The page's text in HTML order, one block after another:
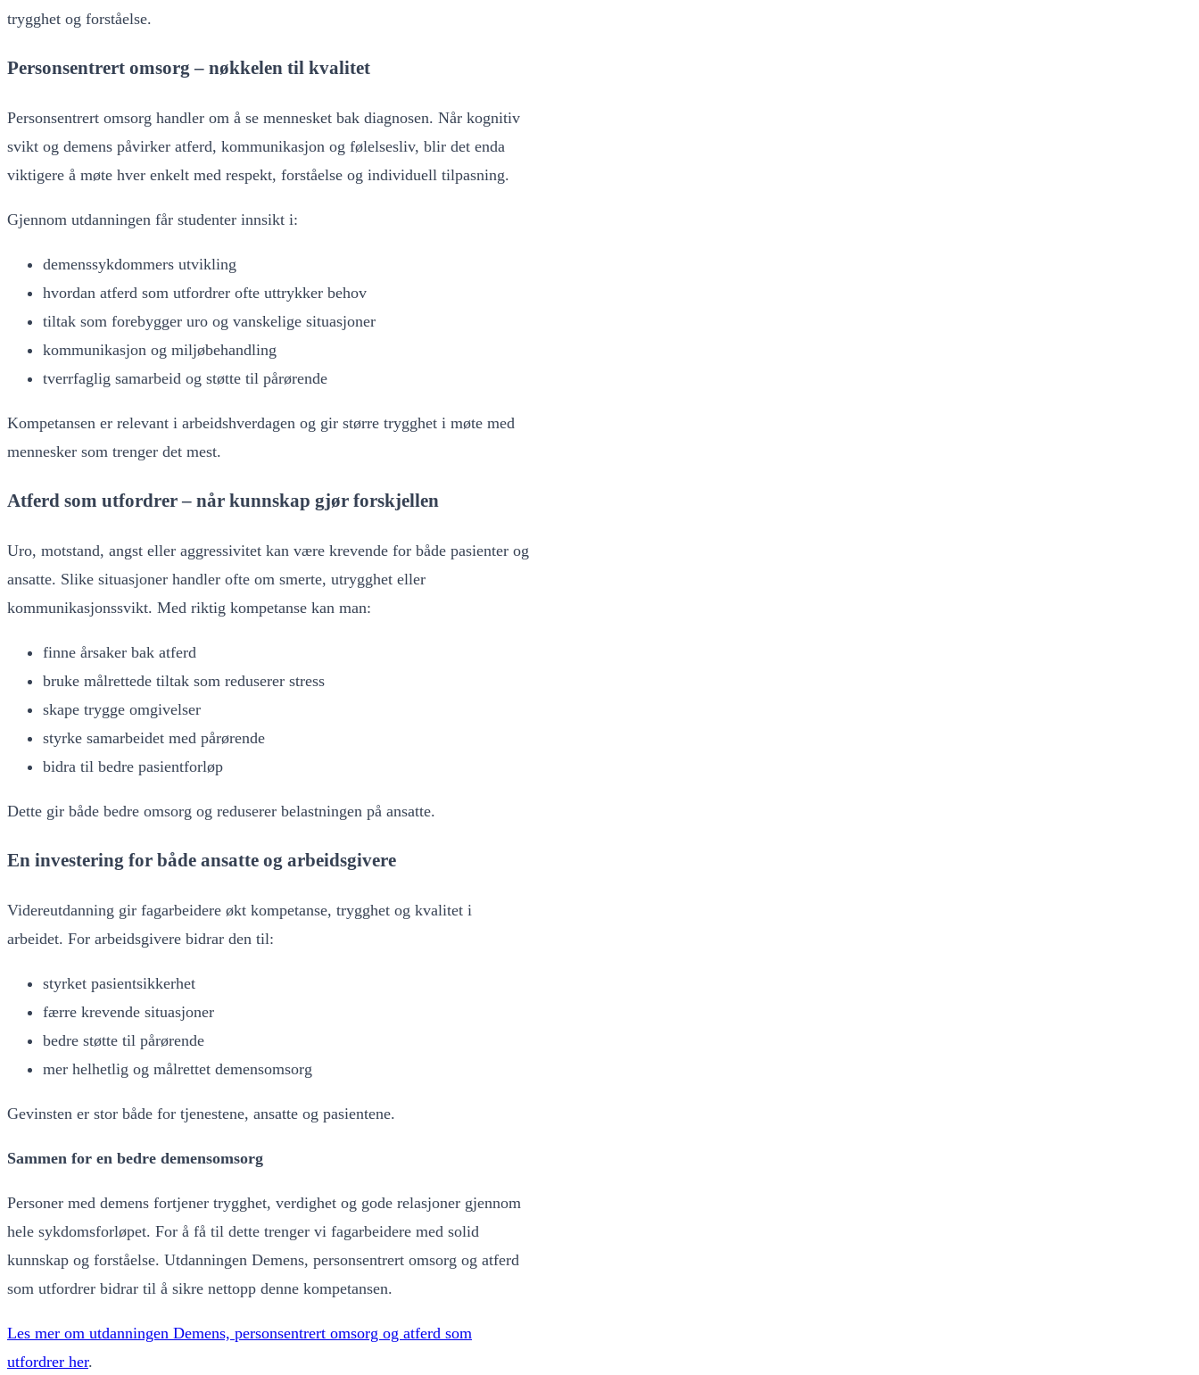
trygghet og forståelse.
Personsentrert omsorg – nøkkelen til kvalitet
Personsentrert omsorg handler om å se mennesket bak diagnosen. Når kognitiv
svikt og demens påvirker atferd, kommunikasjon og følelsesliv, blir det enda
viktigere å møte hver enkelt med respekt, forståelse og individuell tilpasning.
Gjennom utdanningen får studenter innsikt i:
demenssykdommers utvikling
hvordan atferd som utfordrer ofte uttrykker behov
tiltak som forebygger uro og vanskelige situasjoner
kommunikasjon og miljøbehandling
tverrfaglig samarbeid og støtte til pårørende
Kompetansen er relevant i arbeidshverdagen og gir større trygghet i møte med
mennesker som trenger det mest.
Atferd som utfordrer – når kunnskap gjør forskjellen
Uro, motstand, angst eller aggressivitet kan være krevende for både pasienter og
ansatte. Slike situasjoner handler ofte om smerte, utrygghet eller
kommunikasjonssvikt. Med riktig kompetanse kan man:
finne årsaker bak atferd
bruke målrettede tiltak som reduserer stress
skape trygge omgivelser
styrke samarbeidet med pårørende
bidra til bedre pasientforløp
Dette gir både bedre omsorg og reduserer belastningen på ansatte.
En investering for både ansatte og arbeidsgivere
Videreutdanning gir fagarbeidere økt kompetanse, trygghet og kvalitet i
arbeidet. For arbeidsgivere bidrar den til:
styrket pasientsikkerhet
færre krevende situasjoner
bedre støtte til pårørende
mer helhetlig og målrettet demensomsorg
Gevinsten er stor både for tjenestene, ansatte og pasientene.
Sammen for en bedre demensomsorg
Personer med demens fortjener trygghet, verdighet og gode relasjoner gjennom
hele sykdomsforløpet. For å få til dette trenger vi fagarbeidere med solid
kunnskap og forståelse. Utdanningen Demens, personsentrert omsorg og atferd
som utfordrer bidrar til å sikre nettopp denne kompetansen.
Les mer om utdanningen Demens, personsentrert omsorg og atferd som
utfordrer her.